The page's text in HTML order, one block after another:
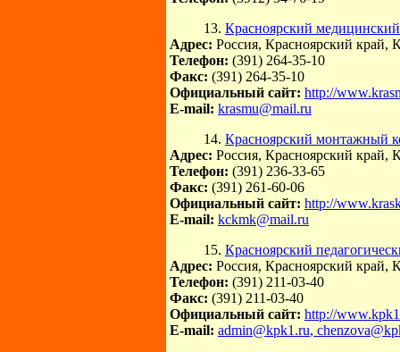
13. Красноярский
Адрес: Россия, Красноярский край,
Телефон: (391) 264-35-10
Факс: (391) 264-35-10
Официальный сайт: http://
E-mail: krasmu@mail.ru
14. Красноярский монтажный
Адрес: Россия, Красноярский край,
Телефон: (391) 236-33-65
Факс: (391) 261-60-06
Официальный сайт: http://
E-mail: kckmk@mail.ru
15. Красноярский
Адрес: Россия, Красноярский край,
Телефон: (391) 211-03-40
Факс: (391) 211-03-40
Официальный сайт: http://
E-mail: admin@kpk1.ru,